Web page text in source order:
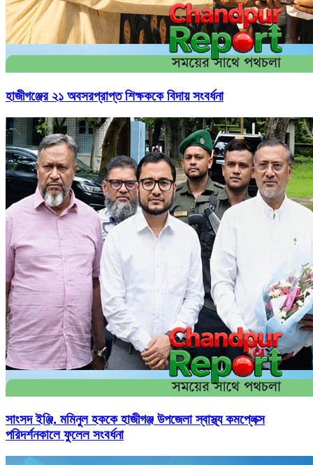
হাজীগঞ্জের ২১ অবসরপ্রাপ্ত শিক্ষককে বিদায় সংবর্ধনা
সাংসদ ইঞ্জি. মমিনুল হককে হাজীগঞ্জ উপজেলা স্বাস্থ্য কমপ্লেক্স
পরিদর্শনকালে ফুলেল সংবর্ধনা